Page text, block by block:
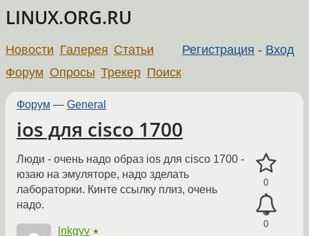
LINUX.ORG.RU
Регистрация - Вход
Новости Галерея Статьи
Форум Опросы Трекер Поиск
Форум — General
ios для cisco 1700
0
0
Люди - очень надо образ ios для cisco 1700 -
юзаю на эмуляторе, надо зделать
лабораторки. Кинте ссылку плиз, очень
надо.
lnkgyv ★